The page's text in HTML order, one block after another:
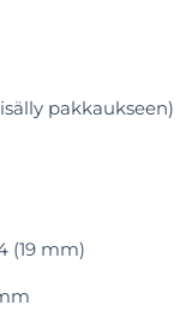
pakkaukseen)
(19 mm)